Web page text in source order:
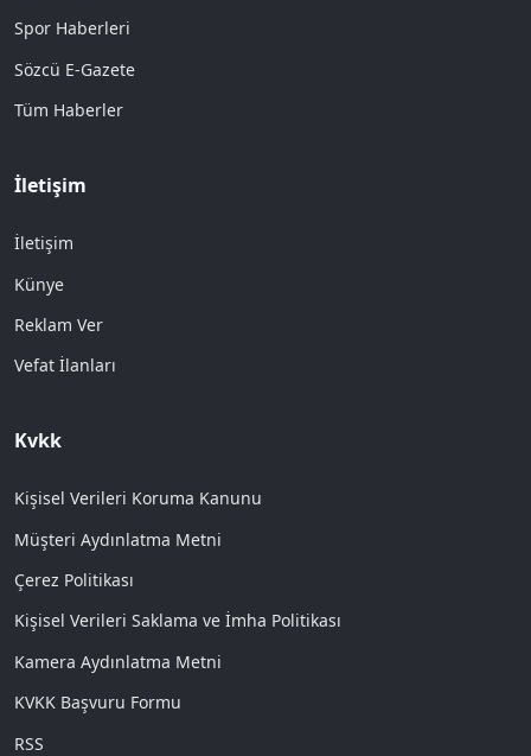
Spor Haberleri
Sözcü E-Gazete
Tüm Haberler
İletişim
İletişim
Künye
Reklam Ver
Vefat İlanları
Kvkk
Kişisel Verileri Koruma Kanunu
Müşteri Aydınlatma Metni
Çerez Politikası
Kişisel Verileri Saklama ve İmha Politikası
Kamera Aydınlatma Metni
KVKK Başvuru Formu
RSS